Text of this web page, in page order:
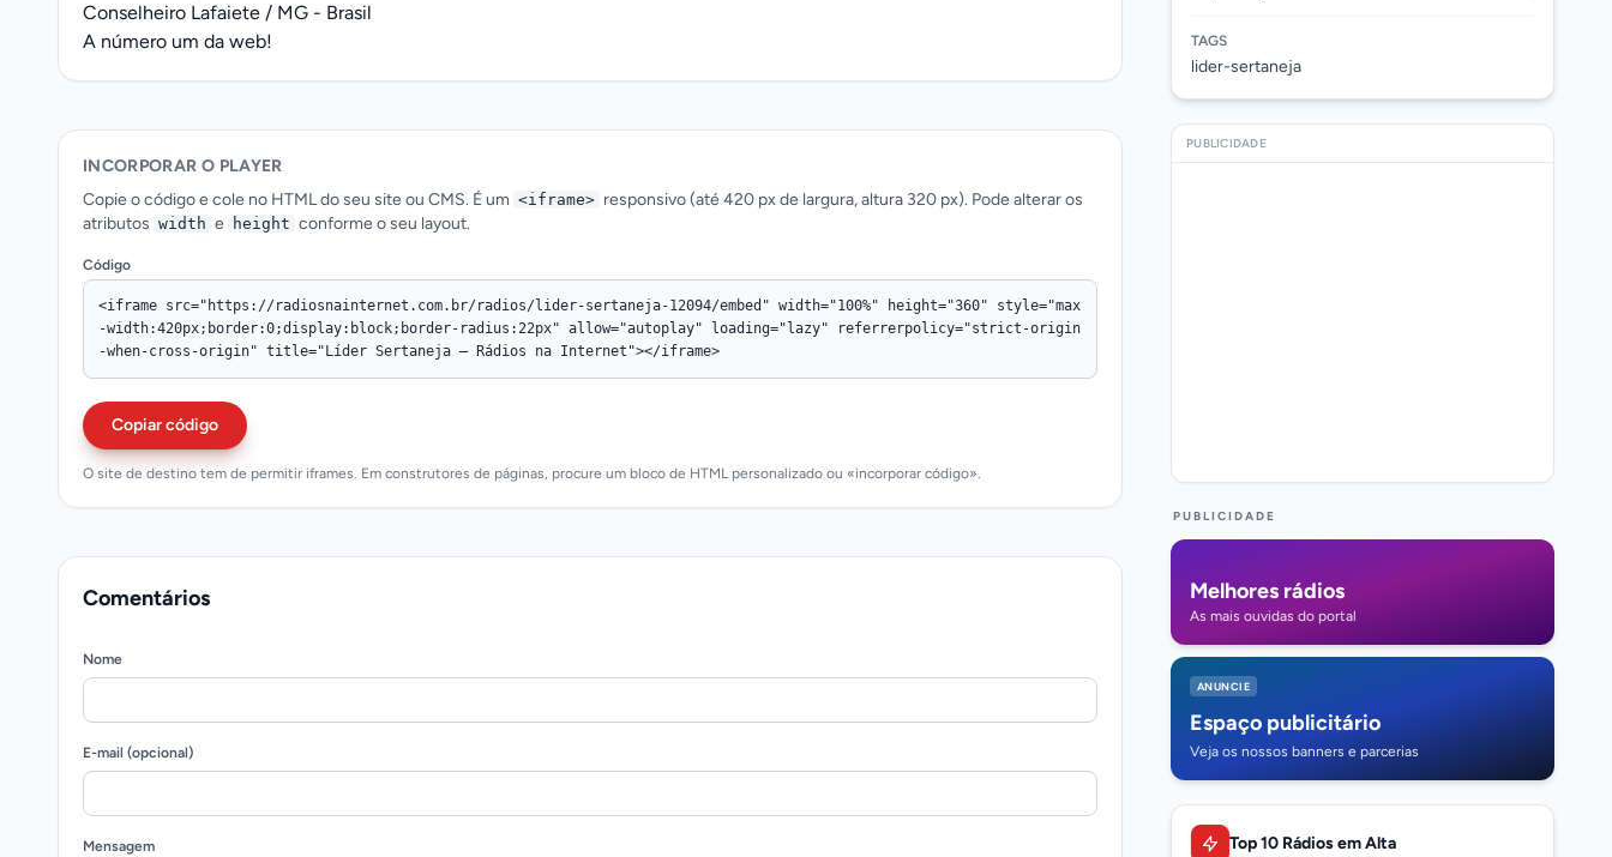
Conselheiro Lafaiete / MG - Brasil
A número um da web!
INCORPORAR O PLAYER
Copie o código e cole no HTML do seu site ou CMS. É um <iframe> responsivo (até 420 px de largura, altura 320 px). Pode alterar os
atributos width e height conforme o seu layout.
Código
Copiar código
O site de destino tem de permitir iframes. Em construtores de páginas, procure um bloco de HTML personalizado ou «incorporar código».
Comentários
Nome
E-mail (opcional)
Mensagem
TAGS
lider-sertaneja
PUBLICIDADE
PUBLICIDADE
Melhores rádios
As mais ouvidas do portal
ANUNCIE
Espaço publicitário
Veja os nossos banners e parcerias
Top 10 Rádios em Alta